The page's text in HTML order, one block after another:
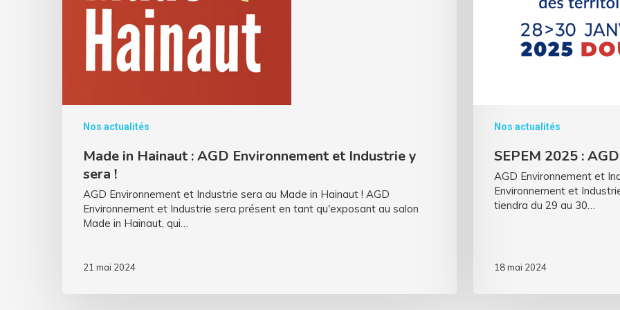
Nos actualités
Made in Hainaut : AGD Environnement et Industrie y
sera !
AGD Environnement et Industrie sera au Made in Hainaut ! AGD
Environnement et Industrie sera présent en tant qu'exposant au salon
Made in Hainaut, qui…
21 mai 2024
Nos actualités
SEPEM 2025 :
AGD Environnement et
Environnement et
tiendra du 29 au 30…
18 mai 2024